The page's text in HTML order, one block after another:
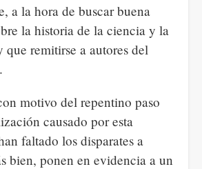
a la hora de buscar buena
la historia de la ciencia y la
que remitirse a autores del
motivo del repentino paso
causado por esta
faltado los disparates a
bien, ponen en evidencia a un